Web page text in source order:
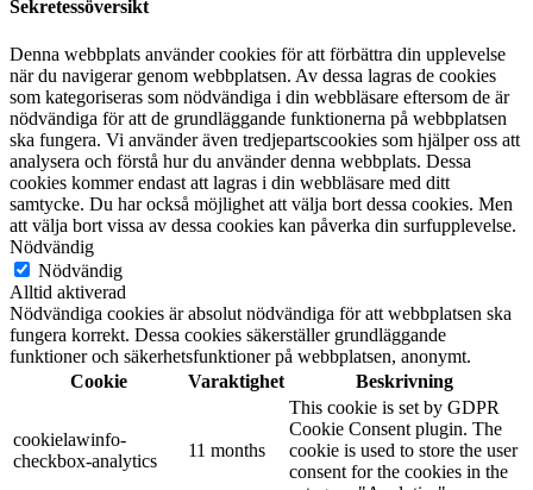
Sekretessöversikt
Denna webbplats använder cookies för att förbättra din upplevelse
när du navigerar genom webbplatsen. Av dessa lagras de cookies
som kategoriseras som nödvändiga i din webbläsare eftersom de är
nödvändiga för att de grundläggande funktionerna på webbplatsen
ska fungera. Vi använder även tredjepartscookies som hjälper oss att
analysera och förstå hur du använder denna webbplats. Dessa
cookies kommer endast att lagras i din webbläsare med ditt
samtycke. Du har också möjlighet att välja bort dessa cookies. Men
att välja bort vissa av dessa cookies kan påverka din surfupplevelse.
Nödvändig
Nödvändig
Alltid aktiverad
Nödvändiga cookies är absolut nödvändiga för att webbplatsen ska
fungera korrekt. Dessa cookies säkerställer grundläggande
funktioner och säkerhetsfunktioner på webbplatsen, anonymt.
Cookie
Varaktighet Beskrivning
cookielawinfo-
checkbox-analytics
11 months
This cookie is set by GDPR
Cookie Consent plugin. The
cookie is used to store the user
consent for the cookies in the